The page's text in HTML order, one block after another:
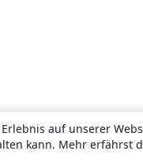
auf unserer
kann. Mehr erfährst